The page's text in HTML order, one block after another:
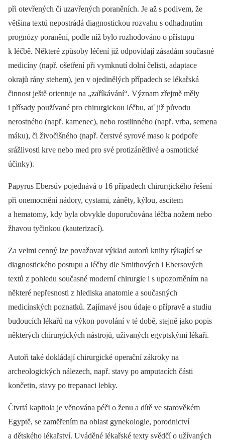
při otevřených či uzavřených poraněních. Je až s podivem, že
většina textů nepostrádá diagnostickou rozvahu s odhadnutím
prognózy poranění, podle níž bylo rozhodováno o přístupu
k léčbě. Některé způsoby léčení již odpovídají zásadám současné
medicíny (např. ošetření při vymknutí dolní čelisti, adaptace
okrajů rány stehem), jen v ojedinělých případech se lékařská
činnost ještě orientuje na „zaříkávání“. Význam zřejmě měly
i přísady používané pro chirurgickou léčbu, ať již původu
nerostného (např. kamenec), nebo rostlinného (např. vrba, semena
máku), či živočišného (např. čerstvé syrové maso k podpoře
srážlivosti krve nebo med pro své protizánětlivé a osmotické
účinky).
Papyrus Ebersův pojednává o 16 případech chirurgického řešení
při onemocnění nádory, cystami, záněty, kýlou, ascitem
a hematomy, kdy byla obvykle doporučována léčba nožem nebo
žhavou tyčinkou (kauterizací).
Za velmi cenný lze považovat výklad autorů knihy týkající se
diagnostického postupu a léčby dle Smithových i Ebersových
textů z pohledu současné moderní chirurgie i s upozorněním na
některé nepřesnosti z hlediska anatomie a současných
medicínských poznatků. Zajímavé jsou údaje o přípravě a studiu
budoucích lékařů na výkon povolání v té době, stejně jako popis
některých chirurgických nástrojů, užívaných egyptskými lékaři.
Autoři také dokládají chirurgické operační zákroky na
archeologických nálezech, např. stavy po amputacích části
končetin, stavy po trepanaci lebky.
Čtvrtá kapitola je věnována péči o ženu a dítě ve starověkém
Egyptě, se zaměřením na oblast gynekologie, porodnictví
a dětského lékařství. Uváděné lékařské texty svědčí o užívaných